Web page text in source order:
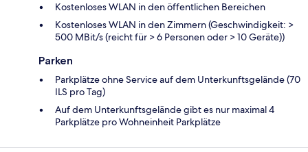
Kostenloses WLAN in den öffentlichen Bereichen
Kostenloses WLAN in den Zimmern (Geschwindigkeit: >
500 MBit/s (reicht für > 6 Personen oder > 10 Geräte))
Parken
Parkplätze ohne Service auf dem Unterkunftsgelände (70
ILS pro Tag)
Auf dem Unterkunftsgelände gibt es nur maximal 4
Parkplätze pro Wohneinheit Parkplätze